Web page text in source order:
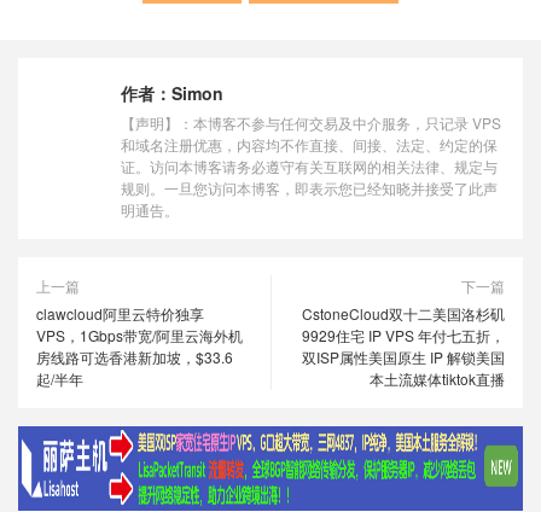
作者： Simon
【声明】：本博客不参与任何交易及中介服务，只记录 VPS
和域名注册优惠，内容均不作直接、间接、法定、约定的保
证。访问本博客请务必遵守有关互联网的相关法律、规定与
规则。一旦您访问本博客，即表示您已经知晓并接受了此声
明通告。
上一篇
clawcloud阿里云特价独享
VPS，1Gbps带宽/阿里云海外机
房线路可选香港新加坡，$33.6
起/半年
下一篇
CstoneCloud双十二美国洛杉矶
9929住宅 IP VPS 年付七五折，
双ISP属性美国原生 IP 解锁美国
本土流媒体tiktok直播